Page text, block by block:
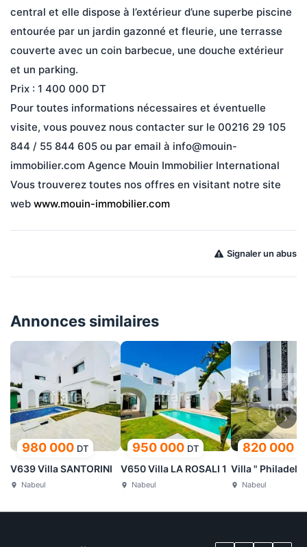
central et elle dispose à l’extérieur d’une superbe piscine
entourée par un jardin gazonné et fleurie, une terrasse
couverte avec un coin barbecue, une douche extérieur
et un parking.
Prix : 1 400 000 DT
Pour toutes informations nécessaires et éventuelle
visite, vous pouvez nous contacter sur le 00216 29 105
844 / 55 844 605 ou par email à info@mouin-
immobilier.com Agence Mouin Immobilier International
Vous trouverez toutes nos offres en visitant notre site
web www.mouin-immobilier.com
Signaler un abus
Annonces similaires
980 000 DT
V639 Villa SANTORINI
Nabeul
950 000 DT
V650 Villa LA ROSALI 1
Nabeul
820 000
Villa "
Nabeul
›